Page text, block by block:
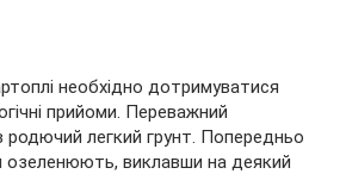
необхідно дотримуватися
прийоми. Переважний
родючий легкий грунт. Попередньо
озеленюють, виклавши на деякий